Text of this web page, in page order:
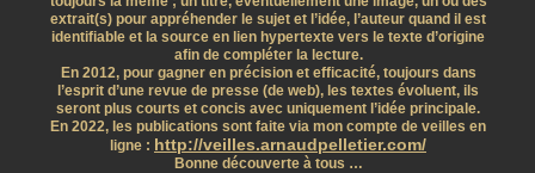
extrait(s) pour appréhender le sujet et l’idée, l’auteur quand il est
identifiable et la source en lien hypertexte vers le texte d’origine
afin de compléter la lecture.
En 2012, pour gagner en précision et efficacité, toujours dans
l’esprit d’une revue de presse (de web), les textes évoluent, ils
seront plus courts et concis avec uniquement l’idée principale.
En 2022, les publications sont faite via mon compte de veilles en
ligne : http://veilles.arnaudpelletier.com/
Bonne découverte à tous …